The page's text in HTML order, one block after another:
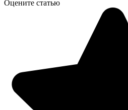
Оцените статью